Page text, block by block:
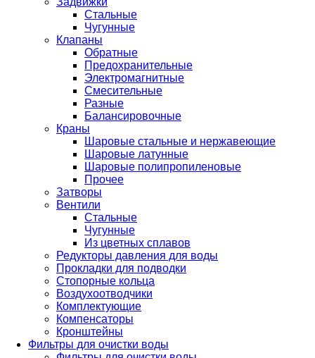
Стальные
Чугунные
Клапаны
Обратные
Предохранительные
Электромагнитные
Смесительные
Разные
Балансировочные
Краны
Шаровые стальные и нержавеющие
Шаровые латунные
Шаровые полипропиленовые
Прочее
Затворы
Вентили
Стальные
Чугунные
Из цветных сплавов
Редукторы давления для воды
Прокладки для подводки
Стопорные кольца
Воздухоотводчики
Комплектующие
Компенсаторы
Кронштейны
Фильтры для очистки воды